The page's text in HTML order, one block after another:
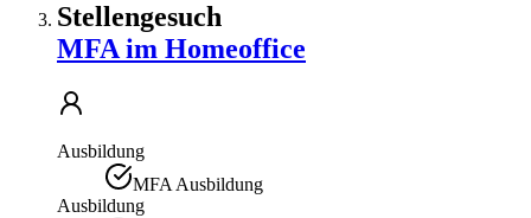
Stellengesuch
MFA im Homeoffice
Ausbildung
MFA Ausbildung
Ausbildung